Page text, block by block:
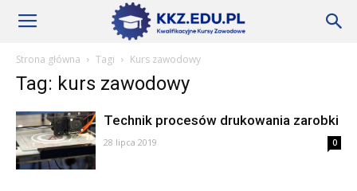
Szkoły
KKZ
Strona główna Tagi Kurs zawodowy
Tag: kurs zawodowy
Technik procesów drukowania zarobki
28 lipca 2019 0